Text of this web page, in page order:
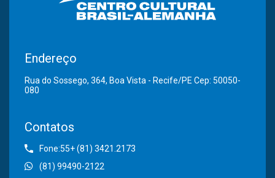
Endereço
Rua do Sossego, 364, Boa Vista - Recife/PE Cep: 50050-
080
Contatos
Fone:55+ (81) 3421.2173
(81) 99490-2122